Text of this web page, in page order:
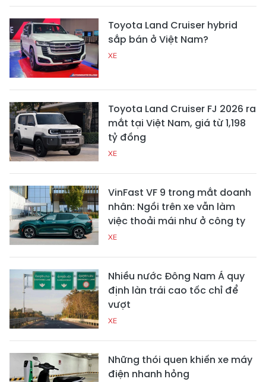
Toyota Land Cruiser hybrid
sắp bán ở Việt Nam?
XE
Toyota Land Cruiser FJ 2026 ra
mắt tại Việt Nam, giá từ 1,198
tỷ đồng
XE
VinFast VF 9 trong mắt doanh
nhân: Ngồi trên xe vẫn làm
việc thoải mái như ở công ty
XE
Nhiều nước Đông Nam Á quy
định làn trái cao tốc chỉ để
vượt
XE
Những thói quen khiến xe máy
điện nhanh hỏng